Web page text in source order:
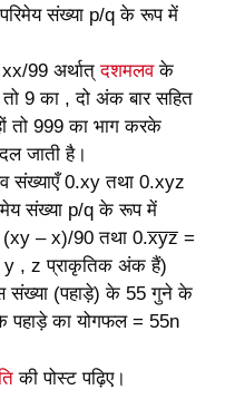
संख्या p/q के रूप में
99 अर्थात्दशमलवके
9 का , दो अंक बार सहित
तो 999 का भाग करके
जाती है।
संख्याएँ 0.xy तथा 0.xyz
संख्या p/q के रूप में
(xy – x)/90 तथा 0.x̅y̅z̅ =
, z प्राकृतिक अंक हैं)
संख्या (पहाड़े) के 55 गुने के
पहाड़े का योगफल = 55n
की पोस्ट पढ़िए।